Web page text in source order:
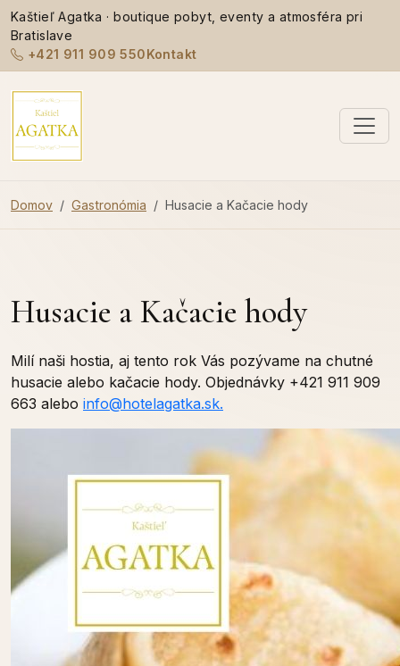
Kaštieľ Agatka · boutique pobyt, eventy a atmosféra pri
Bratislave
+421 911 909 550Kontakt
Domov Gastronómia Husacie a Kačacie hody
Husacie a Kačacie hody
Milí naši hostia, aj tento rok Vás pozývame na chutné
husacie alebo kačacie hody. Objednávky +421 911 909
663 alebo info@hotelagatka.sk.